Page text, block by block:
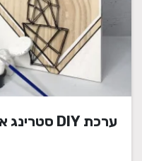
ערכת DIY סטרינג ארט